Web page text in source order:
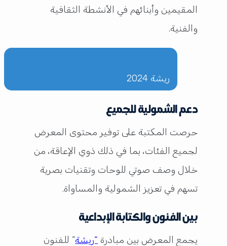
المقيمين وأبنائهم في الأنشطة الثقافية
والفنية.
ريشة 2024
دعم الشمولية للجميع
حرصت المكتبة على توفير محتوى المعرض
لجميع الفئات، بما في ذلك ذوي الإعاقة، من
خلال وصف صوتي للوحات وتقنيات بصرية
تسهم في تعزيز الشمولية والمساواة.
بين الفنون والكتابة الإبداعية
يجمع المعرض بين مبادرة “ريشة” للفنون